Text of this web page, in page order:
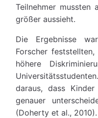
Teilnehmer mussten
größer aussieht.
Die Ergebnisse
Forscher
höhere
daraus, dass
genauer
(Doherty et al., 2010).